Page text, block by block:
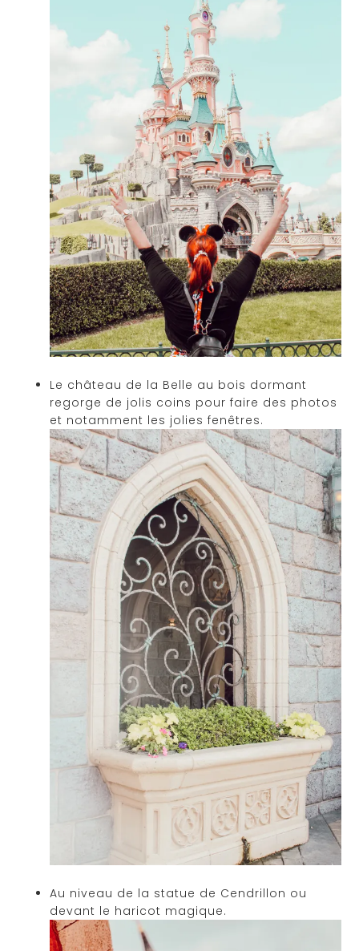
Le château de la Belle au bois dormant
regorge de jolis coins pour faire des photos
et notamment les jolies fenêtres.
Au niveau de la statue de Cendrillon ou
devant le haricot magique.